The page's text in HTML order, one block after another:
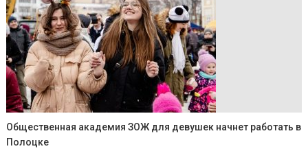
Общественная академия ЗОЖ для девушек начнет работать в
Полоцке